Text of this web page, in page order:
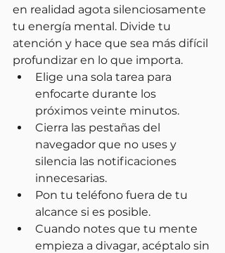
en realidad agota silenciosamente
tu energía mental. Divide tu
atención y hace que sea más difícil
profundizar en lo que importa.
Elige una sola tarea para
enfocarte durante los
próximos veinte minutos.
Cierra las pestañas del
navegador que no uses y
silencia las notificaciones
innecesarias.
Pon tu teléfono fuera de tu
alcance si es posible.
Cuando notes que tu mente
empieza a divagar, acéptalo sin